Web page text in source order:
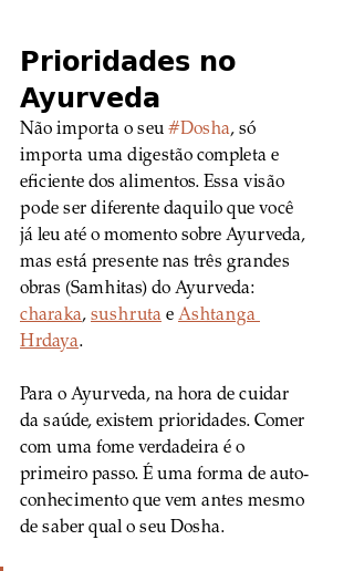
Prioridades no
Ayurveda
Não importa o seu #Dosha, só
importa uma digestão completa e
eficiente dos alimentos. Essa visão
pode ser diferente daquilo que você
já leu até o momento sobre Ayurveda,
mas está presente nas três grandes
obras (Samhitas) do Ayurveda:
charaka, sushruta e Ashtanga
Hrdaya.
Para o Ayurveda, na hora de cuidar
da saúde, existem prioridades. Comer
com uma fome verdadeira é o
primeiro passo. É uma forma de auto-
conhecimento que vem antes mesmo
de saber qual o seu Dosha.